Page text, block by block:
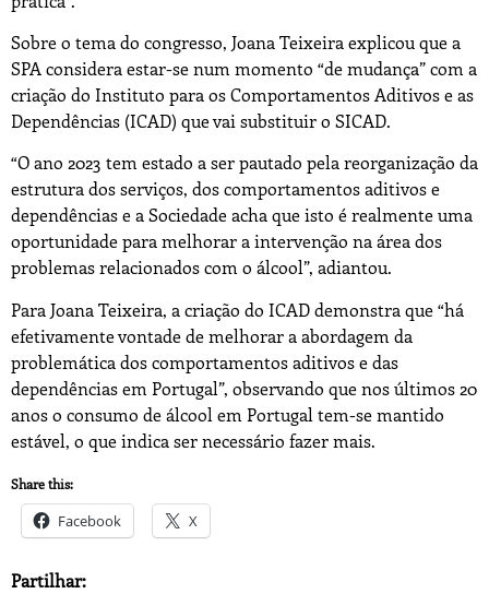
Sobre o tema do congresso, Joana Teixeira explicou que a
SPA considera estar-se num momento “de mudança” com a
criação do Instituto para os Comportamentos Aditivos e as
Dependências (ICAD) que vai substituir o SICAD.
“O ano 2023 tem estado a ser pautado pela reorganização da
estrutura dos serviços, dos comportamentos aditivos e
dependências e a Sociedade acha que isto é realmente uma
oportunidade para melhorar a intervenção na área dos
problemas relacionados com o álcool”, adiantou.
Para Joana Teixeira, a criação do ICAD demonstra que “há
efetivamente vontade de melhorar a abordagem da
problemática dos comportamentos aditivos e das
dependências em Portugal”, observando que nos últimos 20
anos o consumo de álcool em Portugal tem-se mantido
estável, o que indica ser necessário fazer mais.
Share this:
Facebook X
Partilhar: